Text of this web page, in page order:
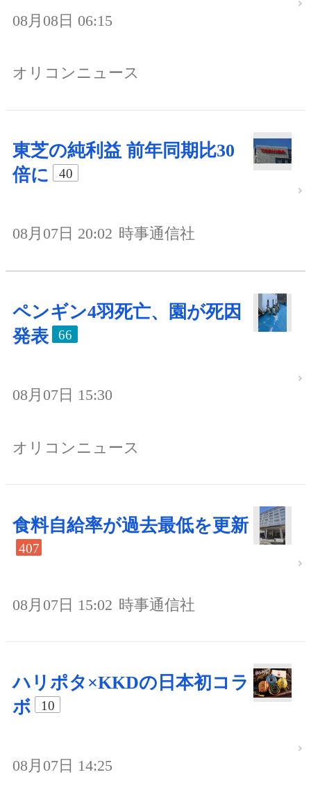
08月08日 06:15
オリコンニュース
東芝の純利益 前年同期比30
倍に
40
08月07日 20:02 時事通信社
ペンギン4羽死亡、園が死因
発表
66
08月07日 15:30
オリコンニュース
食料自給率が過去最低を更新
407
08月07日 15:02 時事通信社
ハリポタ×KKDの日本初コラ
ボ
10
08月07日 14:25